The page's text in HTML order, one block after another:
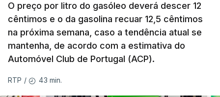
O preço por litro do gasóleo deverá descer 12
cêntimos e o da gasolina recuar 12,5 cêntimos
na próxima semana, caso a tendência atual se
mantenha, de acordo com a estimativa do
Automóvel Club de Portugal (ACP).
RTP / 43 min.